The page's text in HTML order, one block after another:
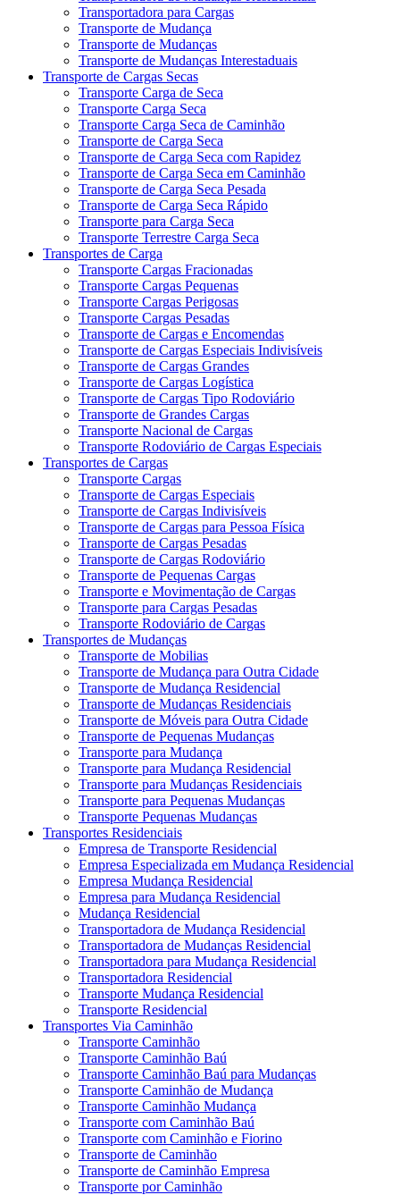
Transportadora para Cargas
Transporte de Mudança
Transporte de Mudanças
Transporte de Mudanças Interestaduais
Transporte de Cargas Secas
Transporte Carga de Seca
Transporte Carga Seca
Transporte Carga Seca de Caminhão
Transporte de Carga Seca
Transporte de Carga Seca com Rapidez
Transporte de Carga Seca em Caminhão
Transporte de Carga Seca Pesada
Transporte de Carga Seca Rápido
Transporte para Carga Seca
Transporte Terrestre Carga Seca
Transportes de Carga
Transporte Cargas Fracionadas
Transporte Cargas Pequenas
Transporte Cargas Perigosas
Transporte Cargas Pesadas
Transporte de Cargas e Encomendas
Transporte de Cargas Especiais Indivisíveis
Transporte de Cargas Grandes
Transporte de Cargas Logística
Transporte de Cargas Tipo Rodoviário
Transporte de Grandes Cargas
Transporte Nacional de Cargas
Transporte Rodoviário de Cargas Especiais
Transportes de Cargas
Transporte Cargas
Transporte de Cargas Especiais
Transporte de Cargas Indivisíveis
Transporte de Cargas para Pessoa Física
Transporte de Cargas Pesadas
Transporte de Cargas Rodoviário
Transporte de Pequenas Cargas
Transporte e Movimentação de Cargas
Transporte para Cargas Pesadas
Transporte Rodoviário de Cargas
Transportes de Mudanças
Transporte de Mobilias
Transporte de Mudança para Outra Cidade
Transporte de Mudança Residencial
Transporte de Mudanças Residenciais
Transporte de Móveis para Outra Cidade
Transporte de Pequenas Mudanças
Transporte para Mudança
Transporte para Mudança Residencial
Transporte para Mudanças Residenciais
Transporte para Pequenas Mudanças
Transporte Pequenas Mudanças
Transportes Residenciais
Empresa de Transporte Residencial
Empresa Especializada em Mudança Residencial
Empresa Mudança Residencial
Empresa para Mudança Residencial
Mudança Residencial
Transportadora de Mudança Residencial
Transportadora de Mudanças Residencial
Transportadora para Mudança Residencial
Transportadora Residencial
Transporte Mudança Residencial
Transporte Residencial
Transportes Via Caminhão
Transporte Caminhão
Transporte Caminhão Baú
Transporte Caminhão Baú para Mudanças
Transporte Caminhão de Mudança
Transporte Caminhão Mudança
Transporte com Caminhão Baú
Transporte com Caminhão e Fiorino
Transporte de Caminhão
Transporte de Caminhão Empresa
Transporte por Caminhão